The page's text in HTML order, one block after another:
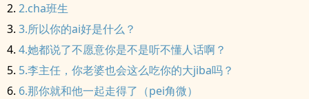
2.cha班生
3.所以你的ai好是什么？
4.她都说了不愿意你是不是听不懂人话啊？
5.李主任，你老婆也会这么吃你的大jiba吗？
6.那你就和他一起走得了（pei角微）